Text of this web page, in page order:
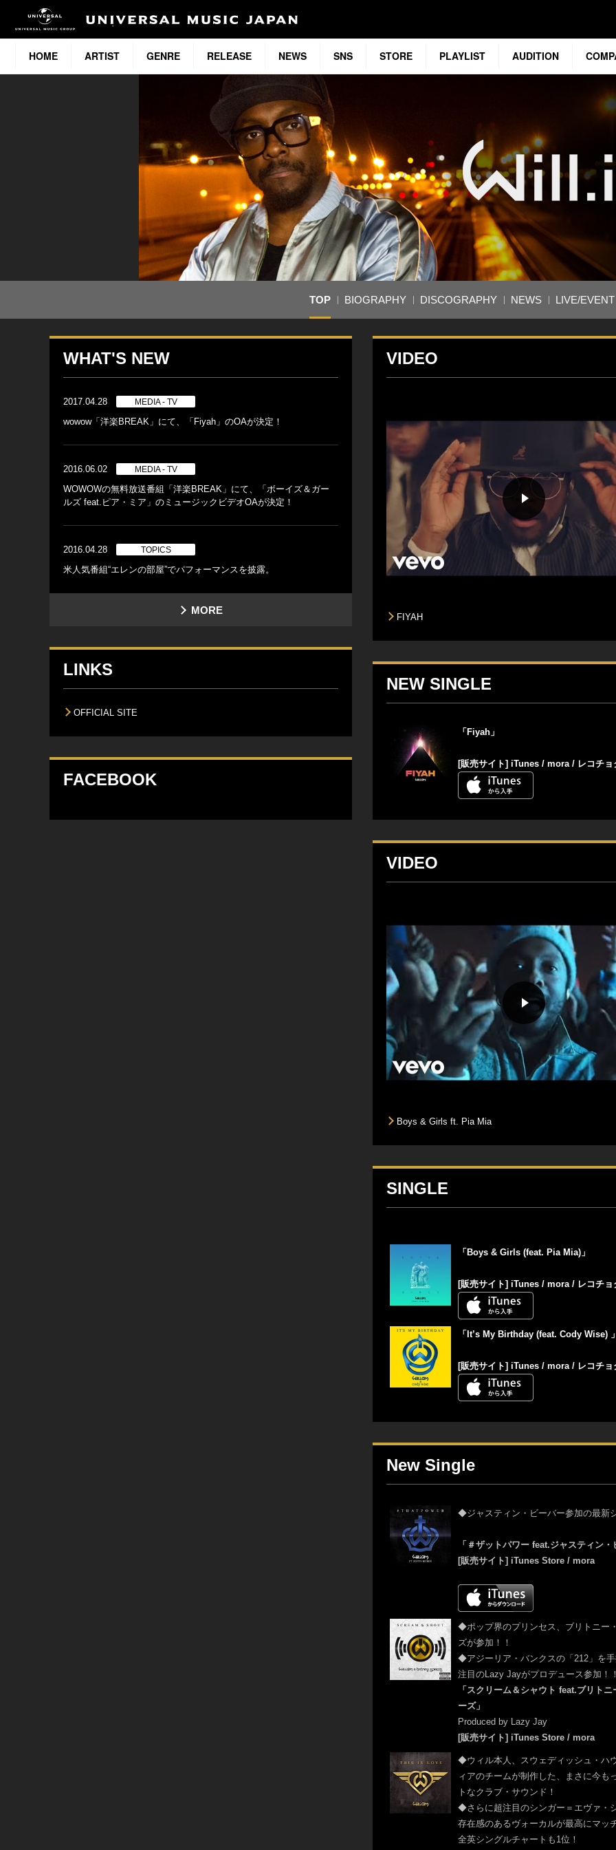
HOME ARTIST GENRE RELEASE NEWS SNS STORE PLAYLIST AUDITION
TOP BIOGRAPHY DISCOGRAPHY NEWS LIVE/EVENT
WHAT'S NEW
2017.04.28 MEDIA - TV
wowow「洋楽BREAK」にて、「Fiyah」のOAが決定！
2016.06.02 MEDIA - TV
WOWOWの無料放送番組「洋楽BREAK」にて、「ボーイズ＆ガー
ルズ feat.ピア・ミア」のミュージックビデオOAが決定！
2016.04.28 TOPICS
米人気番組“エレンの部屋”でパフォーマンスを披露。
MORE
LINKS
OFFICIAL SITE
FACEBOOK
VIDEO
FIYAH
NEW SINGLE
「Fiyah」
[販売サイト] iTunes/ mora/ レコチョ
VIDEO
Boys & Girls ft. Pia Mia
SINGLE
「 Boys & Girls (feat. Pia Mia)」
[販売サイト] iTunes/ mora/ レコチョ
「It’s My Birthday (feat. Cody Wise)
[販売サイト] iTunes/ mora/ レコチョ
New Single
◆ジャスティン・ビーバー参加の最新
「＃ザットパワー feat.ジャスティン・
[販売サイト] iTunes Store/ mora
◆ポップ界のプリンセス、ブリトニー
ズが参加！！
◆アジーリア・バンクスの「212」を
注目のLazy Jayがプロデュース参加！
「スクリーム＆シャウト feat.ブリトニ
ーズ」
Produced by Lazy Jay
[販売サイト] iTunes Store/ mora
◆ウィル本人、スウェディッシュ・ハ
ィアのチームが制作した、まさに今も
トなクラブ・サウンド！
◆さらに超注目のシンガー＝エヴァ・
存在感のあるヴォーカルが最高にマッ
全英シングルチャートも1位！